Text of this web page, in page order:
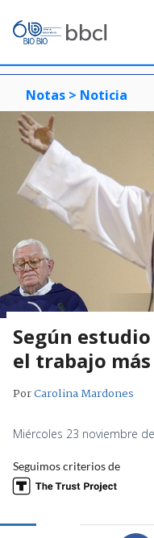
Notas > Noticia
Según
el trabajo
PorCarolina Mardones
Miércoles 23 noviembre
Seguimos criterios de